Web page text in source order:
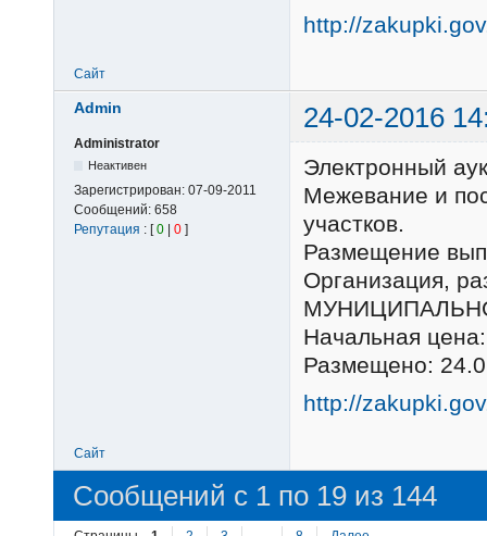
http://
Сайт
Admin 24-02-2016
Administrator
Неактивен
Зарегистрирован: 07-09-2011
Сообщений: 658
Репутация : [0 | 0 ]
Электронный
Межевание и
участков.
Размещение
Организация,
Начальная
Размещено:
http://
Сайт
Сообщений с 1 по 19 из 144